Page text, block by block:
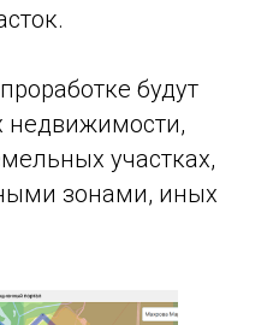
будут
недвижимости,
участках,
зонами, иных